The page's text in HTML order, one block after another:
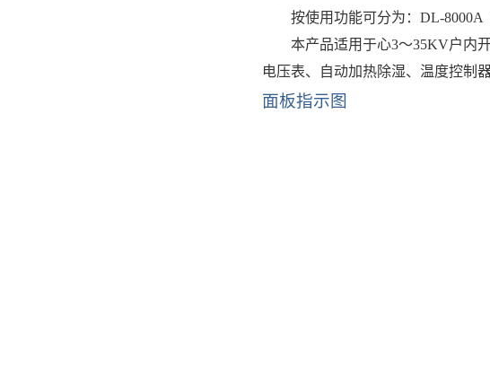
按使用功能可分为： DL-8000A
本产品适用于心3～35KV户内开
电压表、
自动加热除湿、温度控制
面板指示图